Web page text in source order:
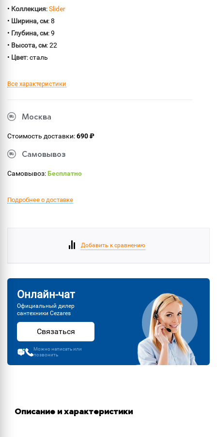
• Коллекция:Slider
• Ширина, см: 8
• Глубина, см: 9
• Высота, см: 22
• Цвет: сталь
Все характеристики
Москва
Стоимость доставки:690 ₽
Самовывоз
Самовывоз:Бесплатно
Подробнее о доставке
Добавить к сравнению
Онлайн-чат
Официальный дилер
сантехники Cezares
Связаться
Можно написать или
позвонить
Описание и характеристики